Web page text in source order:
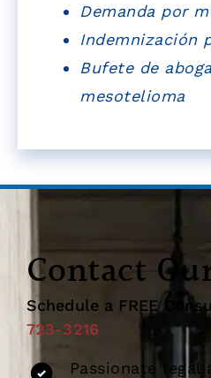
Demanda por
Indemnización
Bufete de
mesotelioma
Contact
Schedule a FREE
723-3216
Passionate legal